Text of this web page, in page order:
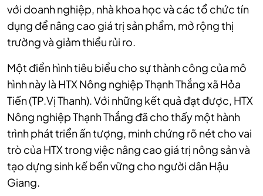
với doanh nghiệp, nhà khoa học và các tổ chức tín
dụng để nâng cao giá trị sản phẩm, mở rộng thị
trường và giảm thiểu rủi ro.
Một điển hình tiêu biểu cho sự thành công của mô
hình này là HTX Nông nghiệp Thạnh Thắng xã Hỏa
Tiến (TP.Vị Thanh). Với những kết quả đạt được, HTX
Nông nghiệp Thạnh Thắng đã cho thấy một hành
trình phát triển ấn tượng, minh chứng rõ nét cho vai
trò của HTX trong việc nâng cao giá trị nông sản và
tạo dựng sinh kế bền vững cho người dân Hậu
Giang.